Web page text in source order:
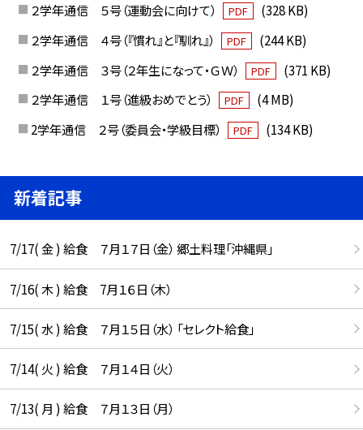
２学年通信 ５号（運動会に向けて）
PDF
(328 KB)
２学年通信 ４号（『慣れ』と『馴れ』）
PDF
(244 KB)
２学年通信 ３号（２年生になって・ＧＷ）
PDF
(371 KB)
２学年通信 １号（進級おめでとう）
PDF
(4 MB)
2学年通信 ２号（委員会・学級目標）
PDF (134 KB)
新着記事
7/17( 金 ) 給食 ７月１７日（金） 郷土料理「沖縄県」
7/16( 木 ) 給食 7月１６日（木）
7/15( 水 ) 給食 ７月１５日（水） 「セレクト給食」
7/14( 火 ) 給食 ７月１４日（火）
7/13( 月 ) 給食 ７月１３日（月）